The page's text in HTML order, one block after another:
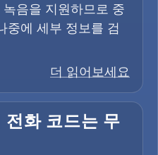
음을 지원하므로 중
중에 세부 정보를 검
더 읽어보세요
화 코드는 무